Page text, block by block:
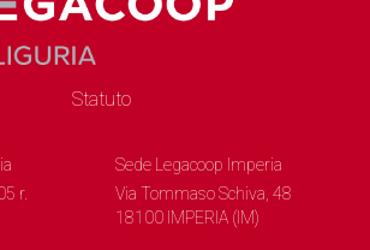
Statuto
r.
Sede Legacoop Imperia
Via Tommaso Schiva, 48
18100 IMPERIA (IM)